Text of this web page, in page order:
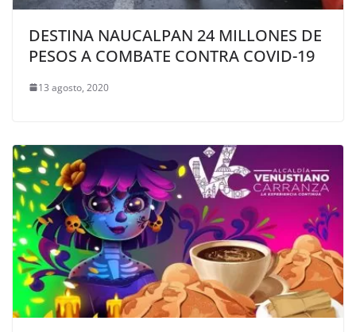
DESTINA NAUCALPAN 24 MILLONES DE
PESOS A COMBATE CONTRA COVID-19
13 agosto, 2020